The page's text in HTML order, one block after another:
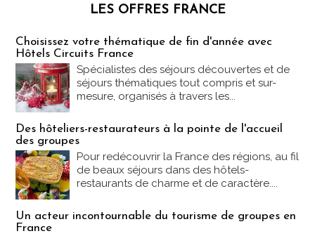
LES OFFRES FRANCE
Choisissez votre thématique de fin d'année avec
Hôtels Circuits France
Spécialistes des séjours découvertes et de
séjours thématiques tout compris et sur-
mesure, organisés à travers les...
Des hôteliers-restaurateurs à la pointe de l'accueil
des groupes
Pour redécouvrir la France des régions, au fil
de beaux séjours dans des hôtels-
restaurants de charme et de caractère....
Un acteur incontournable du tourisme de groupes en
France